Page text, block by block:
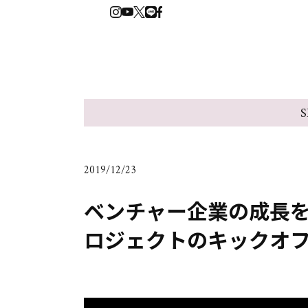
2019/12/23
ベンチャー企業の成長
ロジェクトのキックオ